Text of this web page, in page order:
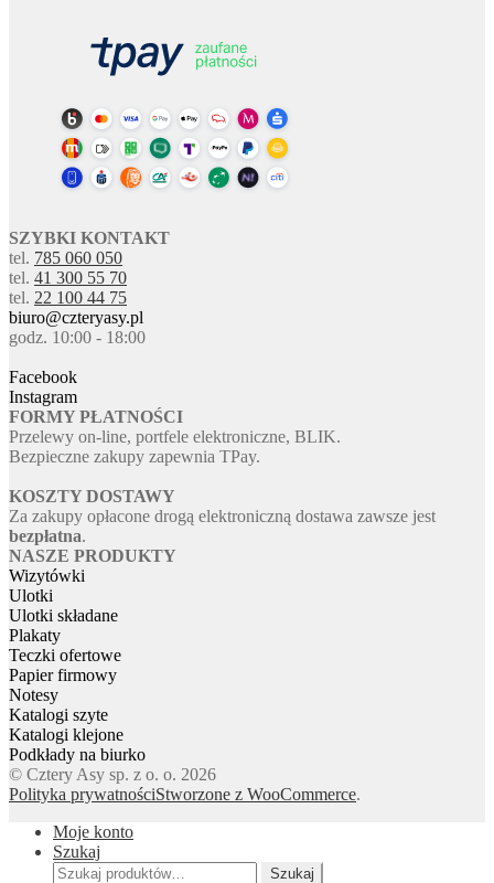
SZYBKI KONTAKT
tel. 785 060 050
tel. 41 300 55 70
tel. 22 100 44 75
biuro@czteryasy.pl
godz. 10:00 - 18:00
Facebook
Instagram
FORMY PŁATNOŚCI
Przelewy on-line, portfele elektroniczne, BLIK.
Bezpieczne zakupy zapewnia TPay.
KOSZTY DOSTAWY
Za zakupy opłacone drogą elektroniczną dostawa zawsze jest
bezpłatna.
NASZE PRODUKTY
Wizytówki
Ulotki
Ulotki składane
Plakaty
Teczki ofertowe
Papier firmowy
Notesy
Katalogi szyte
Katalogi klejone
Podkłady na biurko
© Cztery Asy sp. z o. o. 2026
Polityka prywatnościStworzone z WooCommerce.
Moje konto
Szukaj
Szukaj:
Szukaj